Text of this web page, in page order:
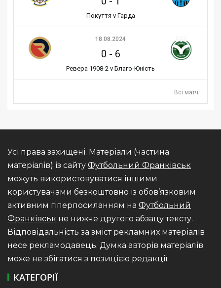
Покуття v Гарда
18.08.2024
0 - 6
Ревера 1908-2 v Благо-Юність
Всі матчі
Усі права захищені. Матеріали (частина
матеріалів) із сайту Футбольний Франківськ
можуть використовуватися іншими
користувачами безкоштовно із обов’язковим
активним гіперпосиланням на Футбольний
Франківськ не нижче другого абзацу тексту.
Відповідальність за зміст рекламних матеріалів
несе рекламодавець. Думка авторів матеріалів
може не збігатися з позицією редакції.
КАТЕГОРІЇ